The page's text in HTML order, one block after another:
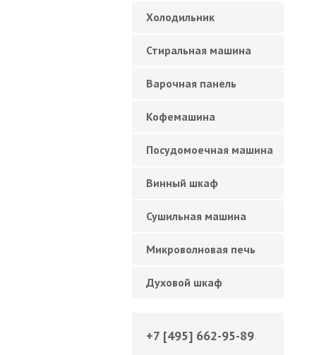
Холодильник
Стиральная машина
Варочная панель
Кофемашина
Посудомоечная машина
Винный шкаф
Сушильная машина
Микроволновая печь
Духовой шкаф
+7 [495] 662-95-89